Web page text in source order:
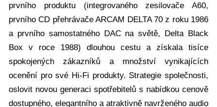
prvního produktu (integrovaného zesilovače A60,
prvního CD přehrávače ARCAM DELTA 70 z roku 1986
a prvního samostatného DAC na světě, Delta Black
Box v roce 1988) dlouhou cestu a získala tisíce
spokojených zákazníků a množství vynikajících
ocenění pro své Hi-Fi produkty. Strategie společnosti,
oslovit novou generaci spotřebitelů s nabídkou cenově
dostupného, elegantního a atraktivně navrženého audio